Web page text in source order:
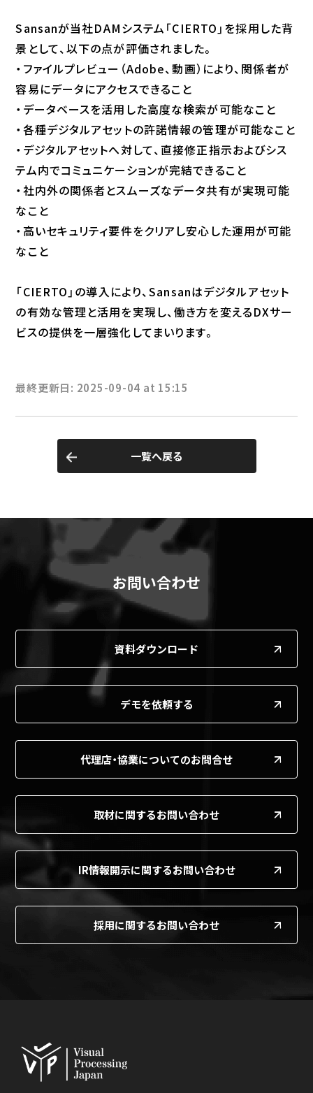
Sansanが当社DAMシステム「CIERTO」を採用した背
景として、以下の点が評価されました。
・ファイルプレビュー（Adobe、動画）により、関係者が
容易にデータにアクセスできること
・データベースを活用した高度な検索が可能なこと
・各種デジタルアセットの許諾情報の管理が可能なこと
・デジタルアセットへ対して、直接修正指示およびシス
テム内でコミュニケーションが完結できること
・社内外の関係者とスムーズなデータ共有が実現可能
なこと
・高いセキュリティ要件をクリアし安心した運用が可能
なこと
「CIERTO」の導入により、Sansanはデジタルアセット
の有効な管理と活用を実現し、働き方を変えるDXサー
ビスの提供を一層強化してまいります。
最終更新日: 2025-09-04 at 15:15
一覧へ戻る
お問い合わせ
資料ダウンロード
デモを依頼する
代理店・協業についてのお問合せ
取材に関するお問い合わせ
IR情報開示に関するお問い合わせ
採用に関するお問い合わせ